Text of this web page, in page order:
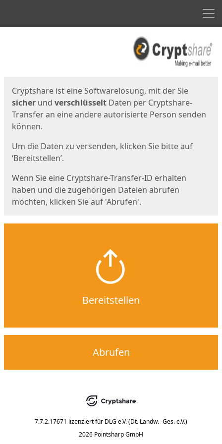
Cryptshare ist eine Softwarelösung, mit der Sie
sicher und verschlüsselt Daten per Cryptshare-
Transfer an eine andere autorisierte Person senden
können.
Um die Daten zu versenden, klicken Sie bitte auf
‘Bereitstellen’.
Wenn Sie eine Cryptshare-Transfer-ID erhalten
haben und die zugehörigen Dateien abrufen
möchten, klicken Sie auf 'Abrufen'.
Bereitstellen
Abrufen
7.7.2.17671 lizenziert für DLG e.V. (Dt. Landw. -Ges. e.V.)
2026 Pointsharp GmbH